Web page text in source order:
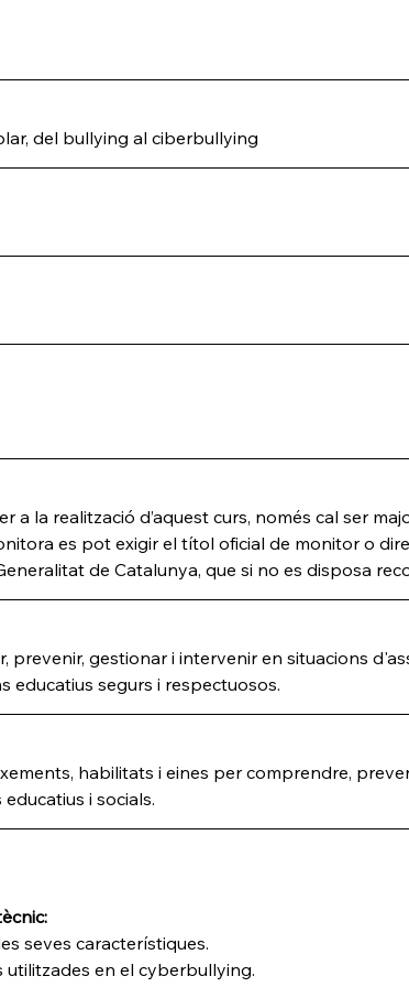
del bullying al ciberbullying
a la realització d’aquest curs, només cal ser
es pot exigir el títol oficial de monitor o
de Catalunya, que si no es disposa
prevenir, gestionar i intervenir en situacions
segurs i respectuosos.
habilitats i eines per comprendre,
i socials.
seves característiques.
utilitzades en el cyberbullying.